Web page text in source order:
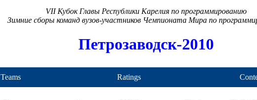
VII Кубок Главы Республики Карелия по программированию
Зимние сборы команд вузов-участников Чемпионата Мира по
Петрозаводск-2010
Teams Ratings